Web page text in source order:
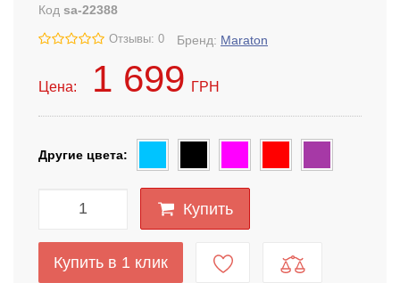
Код sa-22388
Отзывы: 0 Бренд: Maraton
Цена: 1 699 ГРН
Другие цвета:
Купить
Купить в 1 клик